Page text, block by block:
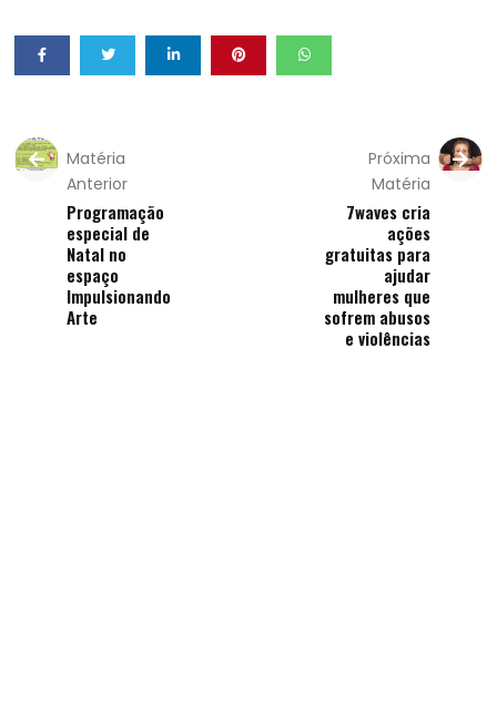
Matéria
Anterior
Programação
especial de
Natal no
espaço
Impulsionando
Arte
Próxima
Matéria
7waves cria
ações
gratuitas para
ajudar
mulheres que
sofrem abusos
e violências